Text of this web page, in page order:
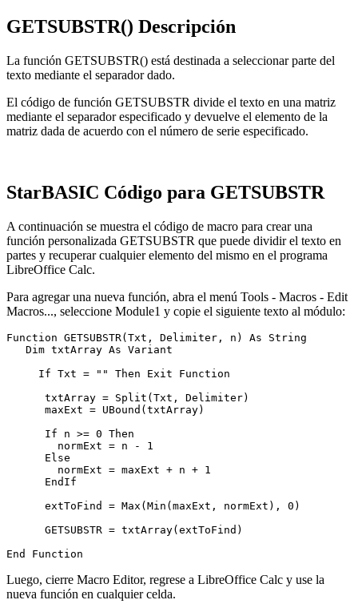
GETSUBSTR() Descripción
La función GETSUBSTR() está destinada a seleccionar parte del
texto mediante el separador dado.
El código de función GETSUBSTR divide el texto en una matriz
mediante el separador especificado y devuelve el elemento de la
matriz dada de acuerdo con el número de serie especificado.
StarBASIC Código para GETSUBSTR
A continuación se muestra el código de macro para crear una
función personalizada GETSUBSTR que puede dividir el texto en
partes y recuperar cualquier elemento del mismo en el programa
LibreOffice Calc.
Para agregar una nueva función, abra el menú Tools - Macros - Edit
Macros..., seleccione Module1 y copie el siguiente texto al módulo:
Function GETSUBSTR(Txt, Delimiter, n) As String
   Dim txtArray As Variant
     If Txt = "" Then Exit Function
      txtArray = Split(Txt, Delimiter)
      maxExt = UBound(txtArray)
      If n >= 0 Then
        normExt = n - 1
      Else
        normExt = maxExt + n + 1
      EndIf
      extToFind = Max(Min(maxExt, normExt), 0)
      GETSUBSTR = txtArray(extToFind)
Luego, cierre Macro Editor, regrese a LibreOffice Calc y use la
nueva función en cualquier celda.